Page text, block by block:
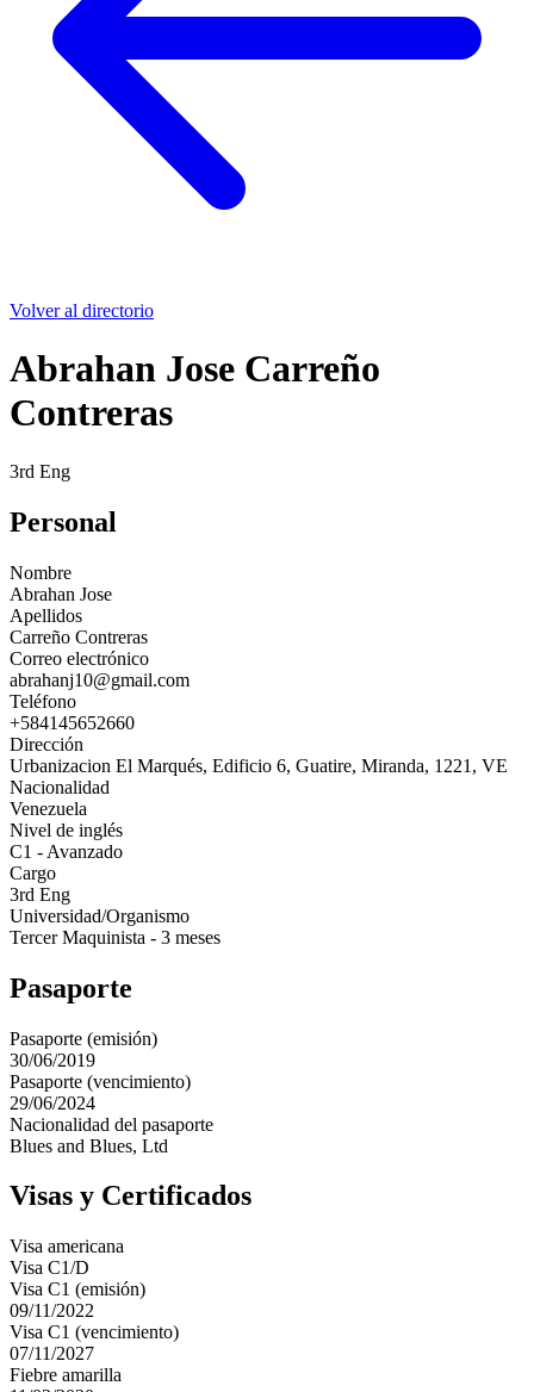
Volver al directorio
Abrahan Jose Carreño
Contreras
3rd Eng
Personal
Nombre
Abrahan Jose
Apellidos
Carreño Contreras
Correo electrónico
abrahanj10@gmail.com
Teléfono
+584145652660
Dirección
Urbanizacion El Marqués, Edificio 6, Guatire, Miranda, 1221, VE
Nacionalidad
Venezuela
Nivel de inglés
C1 - Avanzado
Cargo
3rd Eng
Universidad/Organismo
Tercer Maquinista - 3 meses
Pasaporte
Pasaporte (emisión)
30/06/2019
Pasaporte (vencimiento)
29/06/2024
Nacionalidad del pasaporte
Blues and Blues, Ltd
Visas y Certificados
Visa americana
Visa C1/D
Visa C1 (emisión)
09/11/2022
Visa C1 (vencimiento)
07/11/2027
Fiebre amarilla